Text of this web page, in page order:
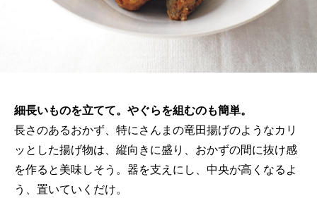
細長いものを立てて。やぐらを組むのも簡単。
長さのあるおかず、特にさんまの竜田揚げのようなカリ
ッとした揚げ物は、縦向きに盛り、おかずの間に抜け感
を作ると美味しそう。器を支えにし、中央が高くなるよ
う、置いていくだけ。